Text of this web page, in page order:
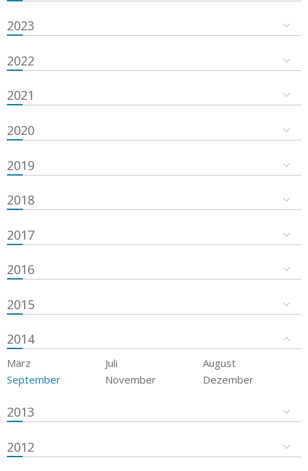
2023
2022
2021
2020
2019
2018
2017
2016
2015
2014
März Juli
August
September
November Dezember
2013
2012